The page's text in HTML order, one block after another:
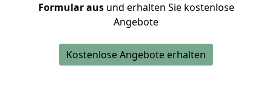
Formular ausund erhalten Sie kostenlose
Angebote
Kostenlose Angebote erhalten